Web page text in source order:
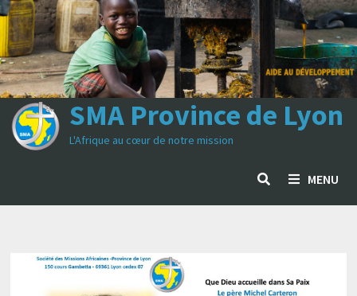
Passer
au
contenu
SMA Province de Lyon
L'Afrique au cœur de notre mission
MENU